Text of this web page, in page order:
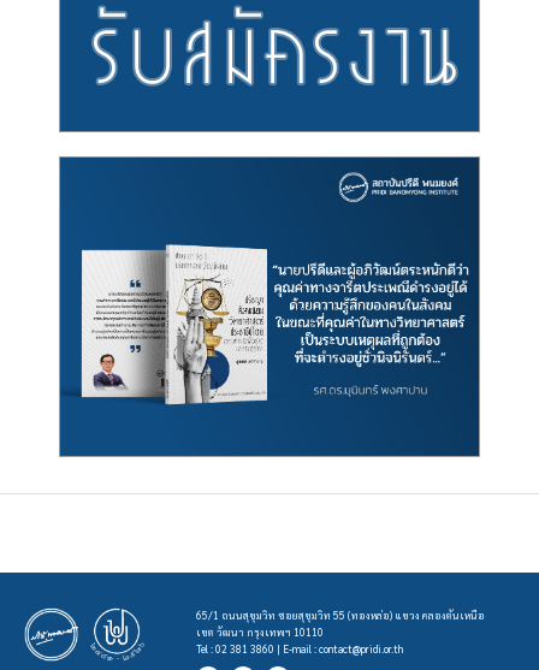
65/1 ถนนสุขุมวิท ซอยสุขุมวิท 55 (ทองหล่อ) แขวง คลองตันเหนือ
เขต วัฒนา กรุงเทพฯ 10110
Tel : 02 381 3860 | E-mail :contact@pridi.or.th